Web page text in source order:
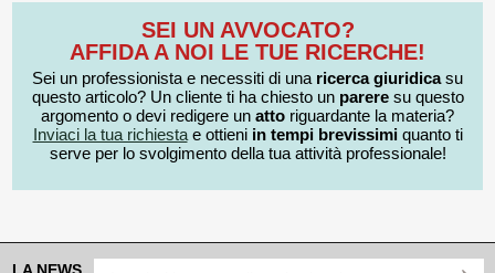
SEI UN AVVOCATO?
AFFIDA A NOI LE TUE RICERCHE!
Sei un professionista e necessiti di una ricerca giuridicasu
questo articolo? Un cliente ti ha chiesto un pareresu questo
argomento o devi redigere un atto riguardante la materia?
Inviaci la tua richiestae ottieni in tempi brevissimiquanto ti
serve per lo svolgimento della tua attività professionale!